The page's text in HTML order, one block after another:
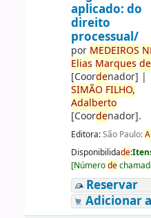
aplicado: do
direito
processual/
por MEDEIROS
Elias Marques de
[Coordenador] |
SIMÃO FILHO,
Adalberto
[Coordenador].
Editora:São Paulo:
Disponibilidade:
[Númerode
Reservar
Adicionar